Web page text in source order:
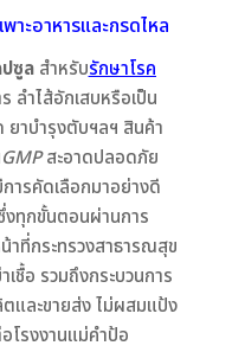
าะอาหารและกรดไหล
ซูลสำหรับรักษาโรค
ลำไส้อักเสบหรือเป็น
ยาบำรุงตับฯลฯ สินค้า
GMPสะอาดปลอดภัย
ารคัดเลือกมาอย่างดี
งทุกขั้นตอนผ่านการ
าที่กระทรวงสาธารณสุข
ชื้อ รวมถึงกระบวนการ
และขายส่ง ไม่ผสมแป้ง
โรงงานแม่คำป้อ